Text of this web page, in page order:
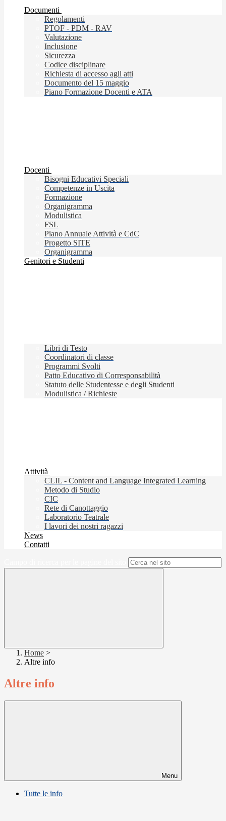
Documenti
Regolamenti
PTOF - PDM - RAV
Valutazione
Inclusione
Sicurezza
Codice disciplinare
Richiesta di accesso agli atti
Documento del 15 maggio
Piano Formazione Docenti e ATA
Docenti
Bisogni Educativi Speciali
Competenze in Uscita
Formazione
Organigramma
Modulistica
FSL
Piano Annuale Attività e CdC
Progetto SITE
Organigramma
Genitori e Studenti
Libri di Testo
Coordinatori di classe
Programmi Svolti
Patto Educativo di Corresponsabilità
Statuto delle Studentesse e degli Studenti
Modulistica / Richieste
Attività
CLIL - Content and Language Integrated Learning
Metodo di Studio
CIC
Rete di Canottaggio
Laboratorio Teatrale
I lavori dei nostri ragazzi
News
Contatti
Home >
Altre info
Altre info
Menu
Tutte le info